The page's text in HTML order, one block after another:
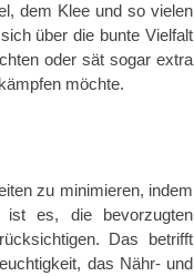
dem Klee und so vielen
über die bunte Vielfalt
oder sät sogar extra
möchte.
zu minimieren, indem
ist es, die bevorzugten
Das betrifft
das Nähr- und